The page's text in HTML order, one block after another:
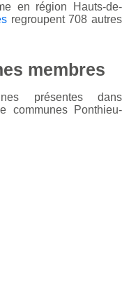
en région Hauts-de-
regroupent 708 autres
membres
présentes dans
communes Ponthieu-